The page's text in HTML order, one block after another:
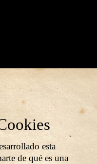
esta
de qué es una